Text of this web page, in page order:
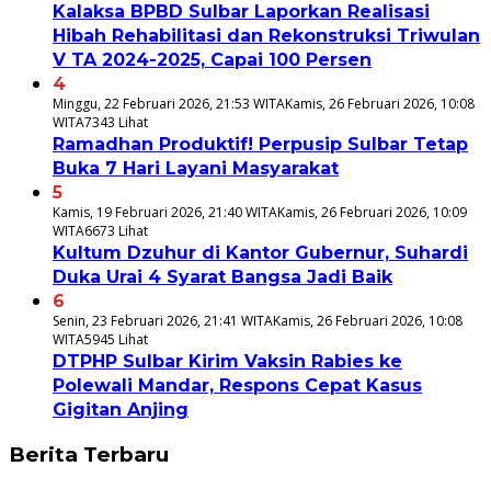
Kalaksa BPBD Sulbar Laporkan Realisasi
Hibah Rehabilitasi dan Rekonstruksi Triwulan
V TA 2024-2025, Capai 100 Persen
4
Minggu, 22 Februari 2026, 21:53 WITAKamis, 26 Februari 2026, 10:08
WITA7343 Lihat
Ramadhan Produktif! Perpusip Sulbar Tetap
Buka 7 Hari Layani Masyarakat
5
Kamis, 19 Februari 2026, 21:40 WITAKamis, 26 Februari 2026, 10:09
WITA6673 Lihat
Kultum Dzuhur di Kantor Gubernur, Suhardi
Duka Urai 4 Syarat Bangsa Jadi Baik
6
Senin, 23 Februari 2026, 21:41 WITAKamis, 26 Februari 2026, 10:08
WITA5945 Lihat
DTPHP Sulbar Kirim Vaksin Rabies ke
Polewali Mandar, Respons Cepat Kasus
Gigitan Anjing
Berita Terbaru